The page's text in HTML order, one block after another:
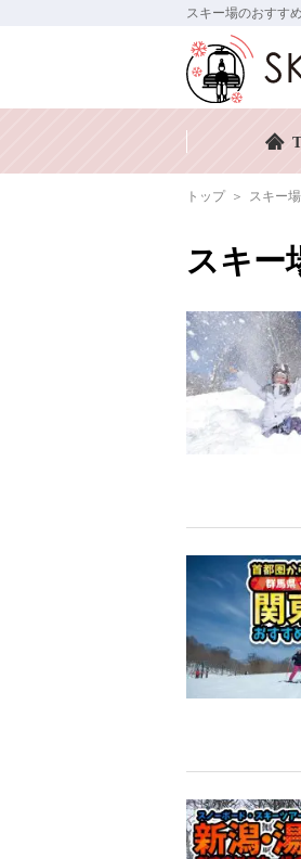
スキー場のおすす
トップ スキー
スキー